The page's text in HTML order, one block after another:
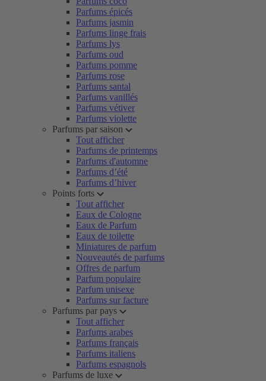
Parfums épicés
Parfums jasmin
Parfums linge frais
Parfums lys
Parfums oud
Parfums pomme
Parfums rose
Parfums santal
Parfums vanillés
Parfums vétiver
Parfums violette
Parfums par saison
Tout afficher
Parfums de printemps
Parfums d'automne
Parfums d’été
Parfums d’hiver
Points forts
Tout afficher
Eaux de Cologne
Eaux de Parfum
Eaux de toilette
Miniatures de parfum
Nouveautés de parfums
Offres de parfum
Parfum populaire
Parfum unisexe
Parfums sur facture
Parfums par pays
Tout afficher
Parfums arabes
Parfums français
Parfums italiens
Parfums espagnols
Parfums de luxe